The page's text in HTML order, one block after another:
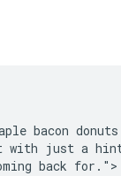
bacon donuts
with just a
back for.">